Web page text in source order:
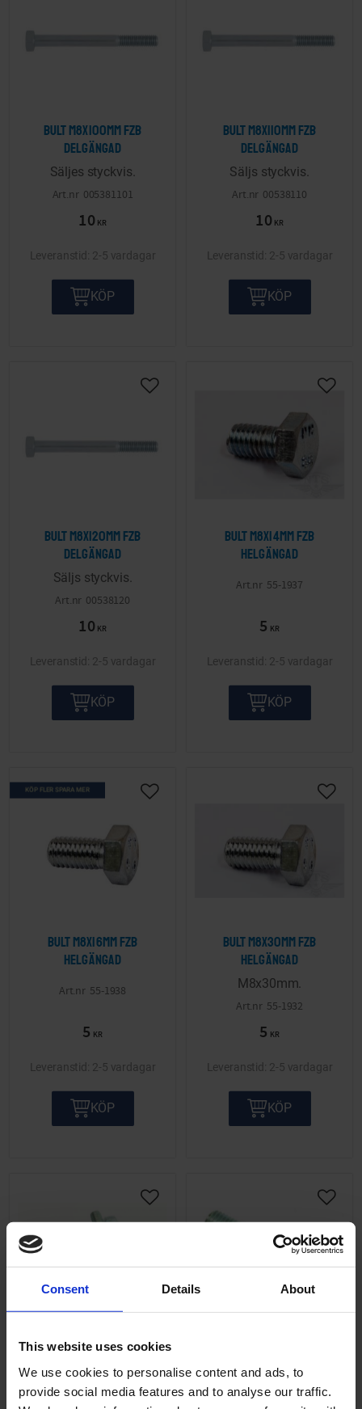
Consent Details About
This website uses cookies
We use cookies to personalise content and ads, to
provide social media features and to analyse our traffic.
Bult M8x100mm FZB
delgängad
Säljes styckvis.
005381101
10 KR
2-5 vardagar
KÖP
Bult M8x110mm FZB
delgängad
Säljs styckvis.
00538110
10 KR
2-5 vardagar
KÖP
Bult M8x120mm FZB
delgängad
Säljs styckvis.
00538120
10 KR
Lägg till i önskelista
2-5 vardagar
KÖP
Bult M8x14mm FZB
helgängad
55-1937
5 KR
Lägg
2-5 vardagar
KÖP
Bult M8x16mm FZB
helgängad
55-1938
5 KR
KÖP FLER SPARA MER
Lägg till i önskelista
2-5 vardagar
KÖP
Bult M8x30mm FZB
helgängad
M8x30mm.
55-1932
5 KR
Lägg
2-5 vardagar
KÖP
Bult M8x40mm FZB
delgängad
Säljs styckvis.
Lägg till i önskelista
helgängad
Säljs styckvis.
Lägg